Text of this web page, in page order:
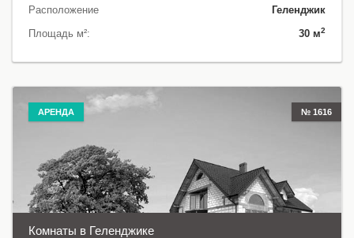
Расположение
Геленджик
Площадь м²:
30 м2
АРЕНДА № 1616
Комнаты в Геленджике